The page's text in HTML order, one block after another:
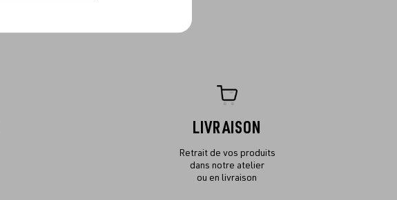
LIVRAISON
Retrait de vos produits
dans notre atelier
ou en livraison